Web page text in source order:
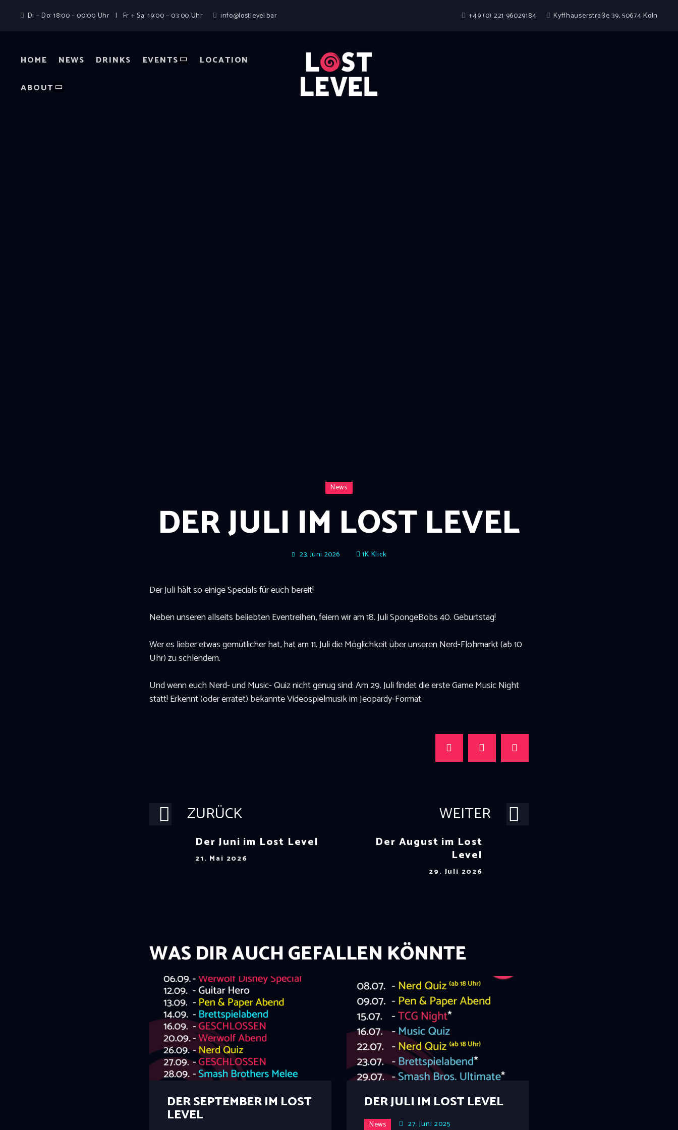
Di – Do: 18:00 – 00:00 Uhr | Fr + Sa: 19:00 – 03:00 Uhr info@lostlevel.bar +49 (0) 221 96029184 Kyffhäuserstraße 39, 50674 Köln
HOME NEWS DRINKS EVENTS LOCATION
ABOUT
NEWS
LOCATION
News
DER JULI IM LOST LEVEL
23. Juni 2026 1K Klick
Der Juli hält so einige Specials für euch bereit!
Neben unseren allseits beliebten Eventreihen, feiern wir am 18. Juli SpongeBobs 40. Geburtstag!
Wer es lieber etwas gemütlicher hat, hat am 11. Juli die Möglichkeit über unseren Nerd-Flohmarkt (ab 10
Uhr) zu schlendern.
Und wenn euch Nerd- und Music- Quiz nicht genug sind: Am 29. Juli findet die erste Game Music Night
statt! Erkennt (oder erratet) bekannte Videospielmusik im Jeopardy-Format.
ZURÜCK
Der Juni im Lost Level
21. Mai 2026
WEITER
Der August im Lost
Level
29. Juli 2026
WAS DIR AUCH GEFALLEN KÖNNTE
DER SEPTEMBER IM LOST
LEVEL
DER JULI IM LOST LEVEL
News 27. Juni 2025